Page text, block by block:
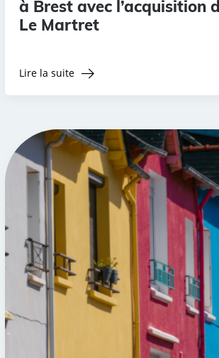
à Brest avec l’acquisition
Le Martret
Lire la suite